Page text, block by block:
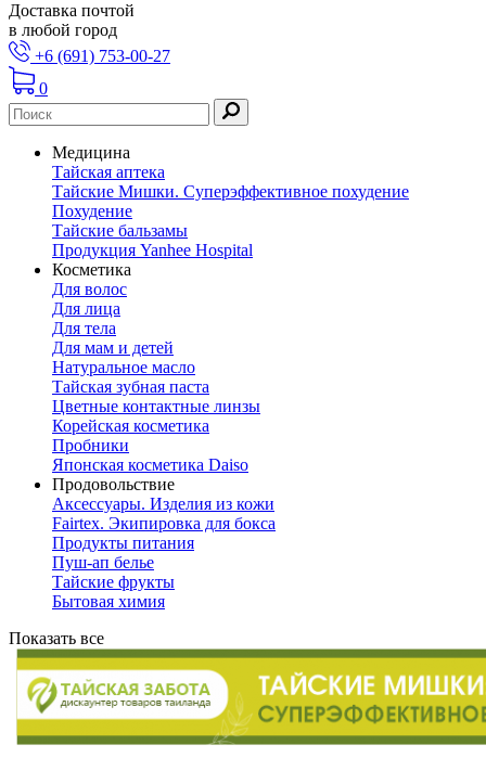
Доставка почтой
в любой город
+6 (691) 753-00-27
0
Медицина
Тайская аптека
Тайские Мишки. Суперэффективное похудение
Похудение
Тайские бальзамы
Продукция Yanhee Hospital
Косметика
Для волос
Для лица
Для тела
Для мам и детей
Натуральное масло
Тайская зубная паста
Цветные контактные линзы
Корейская косметика
Пробники
Японская косметика Daiso
Продовольствие
Аксессуары. Изделия из кожи
Fairtex. Экипировка для бокса
Продукты питания
Пуш-ап белье
Тайские фрукты
Бытовая химия
Показать все